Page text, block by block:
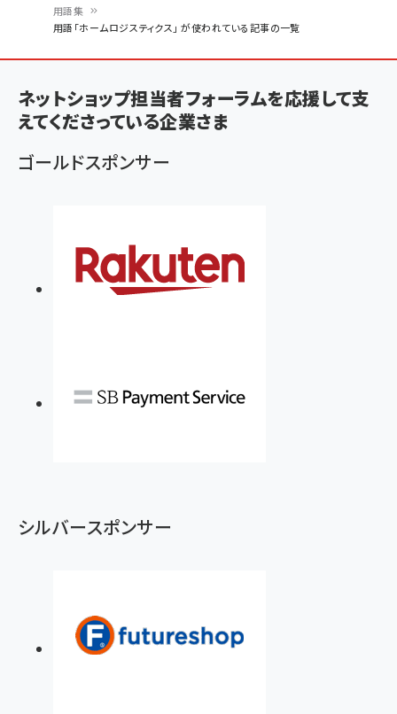
ン
く
ず
用語集
用語「ホームロジスティクス」 が使われている記事の一覧
ネットショップ担当者フォーラムを応援して支
えてくださっている企業さま
ゴールドスポンサー
シルバースポンサー